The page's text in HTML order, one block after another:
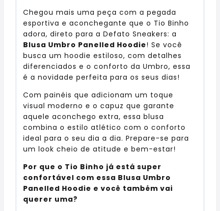
Chegou mais uma peça com a pegada
esportiva e aconchegante que o Tio Binho
adora, direto para a Defato Sneakers: a
Blusa Umbro Panelled Hoodie! Se você
busca um hoodie estiloso, com detalhes
diferenciados e o conforto da Umbro, essa
é a novidade perfeita para os seus dias!
Com painéis que adicionam um toque
visual moderno e o capuz que garante
aquele aconchego extra, essa blusa
combina o estilo atlético com o conforto
ideal para o seu dia a dia. Prepare-se para
um look cheio de atitude e bem-estar!
Por que o Tio Binho já está super
confortável com essa Blusa Umbro
Panelled Hoodie e você também vai
querer uma?